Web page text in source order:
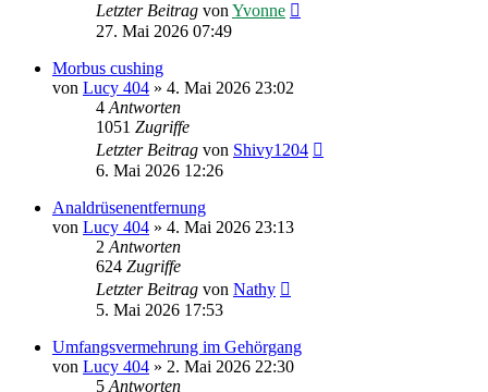
Letzter Beitrag von Yvonne
27. Mai 2026 07:49
Morbus cushing
von Lucy 404 » 4. Mai 2026 23:02
4 Antworten
1051 Zugriffe
Letzter Beitrag von Shivy1204
6. Mai 2026 12:26
Analdrüsenentfernung
von Lucy 404 » 4. Mai 2026 23:13
2 Antworten
624 Zugriffe
Letzter Beitrag von Nathy
5. Mai 2026 17:53
Umfangsvermehrung im Gehörgang
von Lucy 404 » 2. Mai 2026 22:30
5 Antworten